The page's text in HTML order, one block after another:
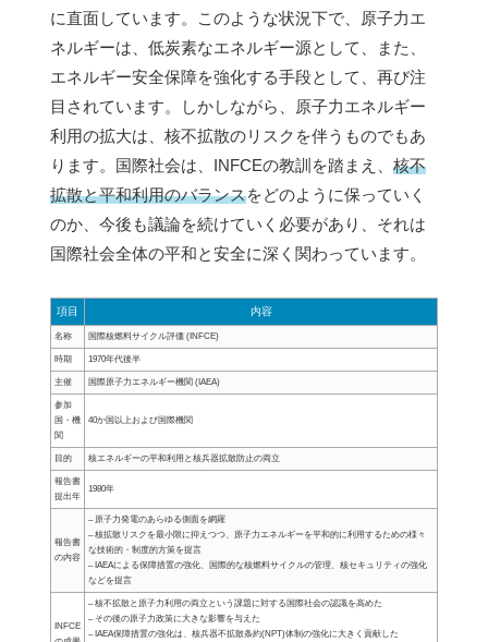
に直面しています。このような状況下で、原子力エ
ネルギーは、低炭素なエネルギー源として、また、
エネルギー安全保障を強化する手段として、再び注
目されています。しかしながら、原子力エネルギー
利用の拡大は、核不拡散のリスクを伴うものでもあ
ります。国際社会は、INFCEの教訓を踏まえ、 核不
拡散と平和利用のバランスをどのように保っていく
のか、今後も議論を続けていく必要があり、それは
国際社会全体の平和と安全に深く関わっています。
項目 内容
名称 国際核燃料サイクル評価 (INFCE)
時期 1970年代後半
主催 国際原子力エネルギー機関 (IAEA)
参加
国・機
関
40か国以上および国際機関
目的 核エネルギーの平和利用と核兵器拡散防止の両立
報告書
提出年
1980年
報告書
の内容
– 原子力発電のあらゆる側面を網羅
– 核拡散リスクを最小限に抑えつつ、原子力エネルギーを平和的に利用するための様々
な技術的・制度的方策を提言
– IAEAによる保障措置の強化、国際的な核燃料サイクルの管理、核セキュリティの強化
などを提言
INFCE
– 核不拡散と原子力利用の両立という課題に対する国際社会の認識を高めた
– その後の原子力政策に大きな影響を与えた
– IAEA保障措置の強化は、核兵器不拡散条約(NPT)体制の強化に大きく貢献した